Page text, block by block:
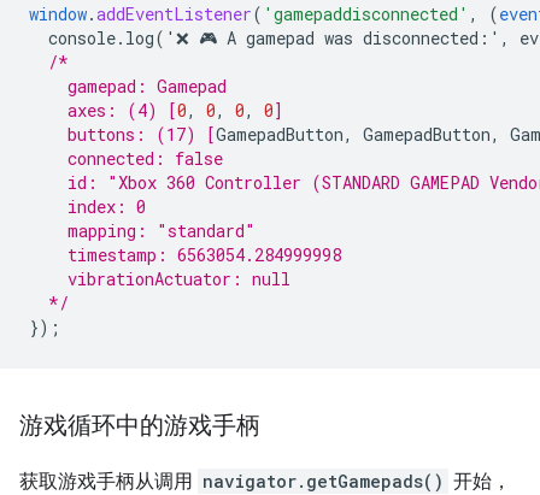
window.addEventListener( 'gamepaddisconnected' , (
console.log('❌ 🎮 A gamepad was disconnected : ' ,
/*
    gamepad: Gamepad
    axes: (4)
[0, 0, 0, 0]
    buttons: (17)
[GamepadButton, GamepadButton,
    connected: false
id: "Xbox 360 Controller (STANDARD GAMEPAD
    index: 0
    mapping: "standard"
    timestamp: 6563054.284999998
    vibrationActuator: null
  */
});
游戏循环中的游戏手柄
获取游戏手柄从调用 navigator.getGamepads() 开始，